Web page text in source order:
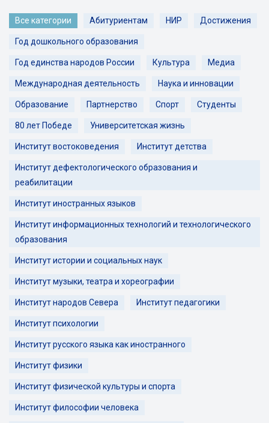
Все категории Абитуриентам НИР Достижения
Год дошкольного образования
Год единства народов России Культура Медиа
Международная деятельность Наука и инновации
Образование Партнерство Спорт Студенты
80 лет Победе Университетская жизнь
Институт востоковедения Институт детства
Институт дефектологического образования и
реабилитации
Институт иностранных языков
Институт информационных технологий и технологического
образования
Институт истории и социальных наук
Институт музыки, театра и хореографии
Институт народов Севера Институт педагогики
Институт психологии
Институт русского языка как иностранного
Институт физики
Институт физической культуры и спорта
Институт философии человека